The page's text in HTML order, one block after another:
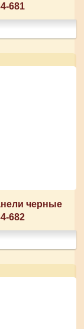
681
черные
682